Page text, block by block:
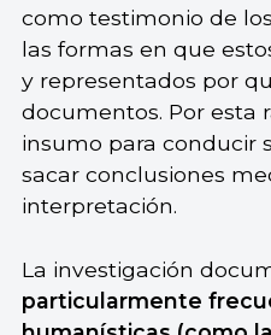
como testimonio de
las formas en que
y representados por
documentos. Por esta
insumo para conducir
sacar conclusiones
interpretación.
La investigación
particularmente